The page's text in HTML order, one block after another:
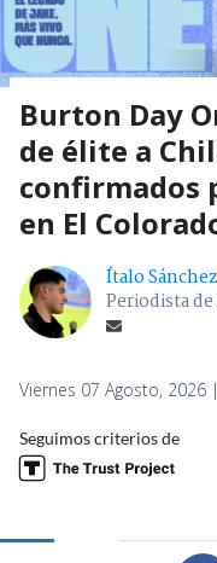
Burton Day
de élite a
confirmados
en El
Ítalo
Periodista
Viernes 07 Agosto, 2026
Seguimos criterios de